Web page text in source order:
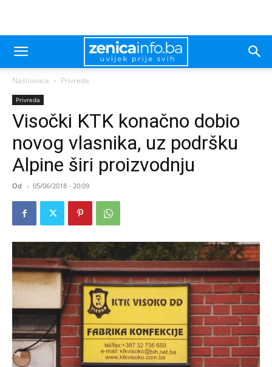
Naslovnica Privreda
Privreda
Visočki KTK konačno dobio
novog vlasnika, uz podršku
Alpine širi proizvodnju
Od - 05/06/2018 - 20:09